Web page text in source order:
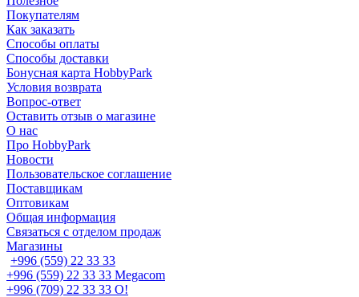
Покупателям
Как заказать
Способы оплаты
Способы доставки
Бонусная карта HobbyPark
Условия возврата
Вопрос-ответ
Оставить отзыв о магазине
О нас
Про HobbyPark
Новости
Пользовательское соглашение
Поставщикам
Оптовикам
Общая информация
Связаться с отделом продаж
Магазины
+996 (559) 22 33 33
+996 (559) 22 33 33 Megacom
+996 (709) 22 33 33 O!